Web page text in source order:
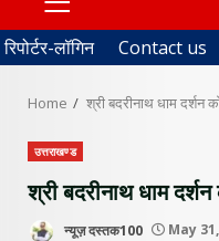
PRIMARY
MENU
रिपोर्टर-लॉगिन Contact us
Home श्री बदरीनाथ धाम दर्शन
उत्तराखण्ड
श्री बदरीनाथ धाम
न्यूज़ दस्तक100 May